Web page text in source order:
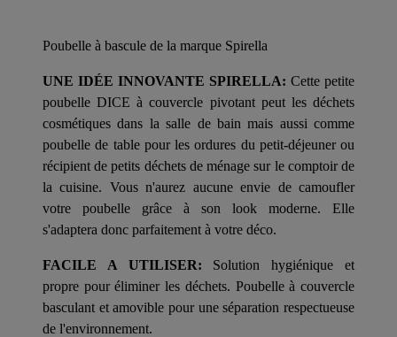
Poubelle à bascule de la marque Spirella
UNE IDÉE INNOVANTE SPIRELLA: Cette petite
poubelle DICE à couvercle pivotant peut les déchets
cosmétiques dans la salle de bain mais aussi comme
poubelle de table pour les ordures du petit-déjeuner ou
récipient de petits déchets de ménage sur le comptoir de
la cuisine. Vous n'aurez aucune envie de camoufler
votre poubelle grâce à son look moderne. Elle
s'adaptera donc parfaitement à votre déco.
FACILE A UTILISER: Solution hygiénique et
propre pour éliminer les déchets. Poubelle à couvercle
basculant et amovible pour une séparation respectueuse
de l'environnement.